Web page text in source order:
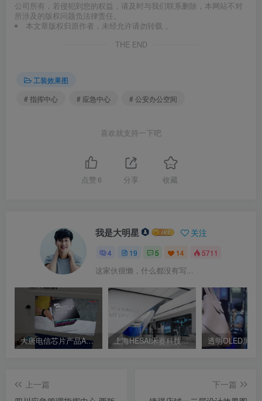
公司所有，若侵犯到您的权益，请及时与我们联系删除，本网站不对
所涉及的版权问题负法律责任。
本文章版权归原作者，未经允许请勿转载 。
THE END
工装效果图
# 指挥中心
# 应急中心 # 公安办公空间
喜欢就支持一下吧
点赞 6 分享 收藏
我是大明星 关注
4 19 5 14 5711
这家伙很懒，什么都没有写...
大唐电信芯片产品AR展示 AR互动屏幕 上海HESAI禾赛科技企业展厅 数字交互展厅 人机交互体验
上一篇
下一篇